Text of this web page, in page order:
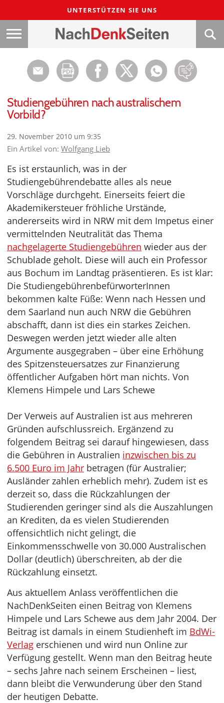
UNTERSTÜTZEN SIE UNS
Studiengebühren nach australischem
Vorbild?
29. November 2010 um 9:35
Ein Artikel von: Wolfgang Lieb
Es ist erstaunlich, was in der
Studiengebührendebatte alles als neue
Vorschläge durchgeht. Einerseits feiert die
Akademikersteuer fröhliche Urstände,
andererseits wird in NRW mit dem Impetus einer
vermittelnden Neutralität das Thema
nachgelagerte Studiengebühren wieder aus der
Schublade geholt. Diese will auch ein Professor
aus Bochum im Landtag präsentieren. Es ist klar:
Die StudiengebührenbefürworterInnen
bekommen kalte Füße: Wenn nach Hessen und
dem Saarland nun auch NRW die Gebühren
abschafft, dann ist dies ein starkes Zeichen.
Deswegen werden jetzt wieder alle alten
Argumente ausgegraben – über eine Erhöhung
des Spitzensteuersatzes zur Finanzierung
öffentlicher Aufgaben hört man nichts. Von
Klemens Himpele und Lars Schewe
Der Verweis auf Australien ist aus mehreren
Gründen aufschlussreich. Ergänzend zu
folgendem Beitrag sei darauf hingewiesen, dass
die Gebühren in Australien inzwischen bis zu
6.500 Euro im Jahr betragen (für Australier;
Ausländer zahlen erheblich mehr). Zudem ist es
derzeit so, dass die Rückzahlungen der
Studierenden geringer sind als die Auszahlungen
an Krediten, da es vielen Studierenden
offensichtlich nicht gelingt, die
Einkommensschwelle von 30.000 Australischen
Dollar (deutlich) überschreiten, ab der die
Rückzahlung einsetzt.
Aus aktuellem Anlass veröffentlichen die
NachDenkSeiten einen Beitrag von Klemens
Himpele und Lars Schewe aus dem Jahr 2004. Der
Beitrag ist damals in einem Studienheft im BdWi-
Verlag erschienen und wird nun Online zur
Verfügung gestellt. Wenn man den Beitrag heute
– sechs Jahre nach seinem Erscheinen – liest,
dann bleibt die Verwunderung über den Stand
der heutigen Debatte.